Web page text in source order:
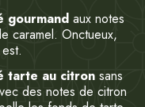
gourmand aux notes
caramel. Onctueux,
tarte au citronsans
des notes de citron